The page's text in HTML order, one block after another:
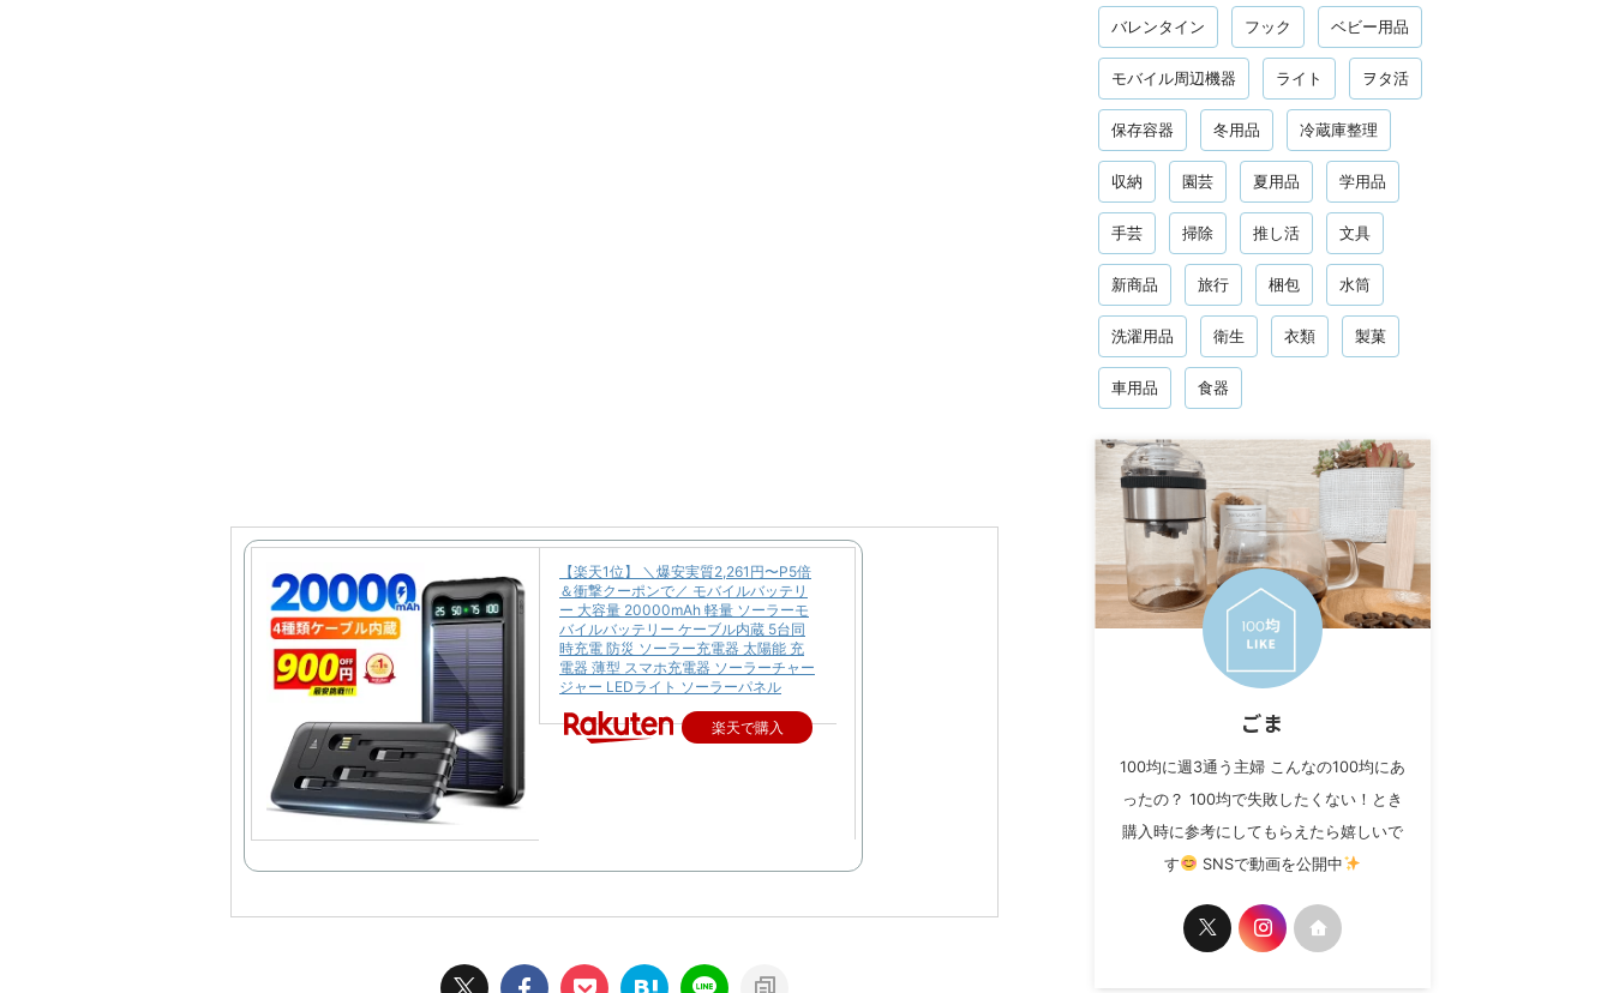
【楽天1位】 ＼爆安実質2,261円〜P5倍
＆衝撃クーポンで／ モバイルバッテリ
ー 大容量 20000mAh 軽量 ソーラーモ
バイルバッテリー ケーブル内蔵 5台同
時充電 防災 ソーラー充電器 太陽能 充
電器 薄型 スマホ充電器 ソーラーチャー
ジャー LEDライト ソーラーパネル
楽天で購入
バレンタイン フック ベビー用品
モバイル周辺機器 ライト ヲタ活
保存容器 冬用品 冷蔵庫整理
収納 園芸 夏用品 学用品
手芸 掃除 推し活 文具
新商品 旅行 梱包 水筒
洗濯用品 衛生 衣類 製菓
車用品 食器
ごま
100均に週3通う主婦 こんなの100均にあ
ったの？ 100均で失敗したくない！とき
購入時に参考にしてもらえたら嬉しいで
す
SNSで動画を公開中